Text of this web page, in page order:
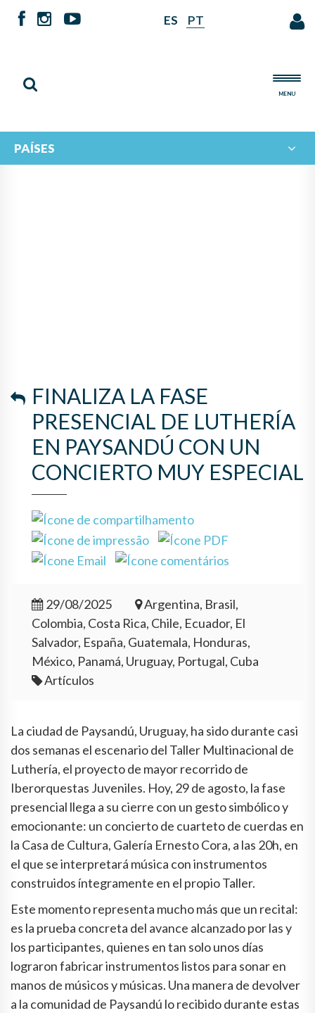
ES PT
MENU
PAÍSES
FINALIZA LA FASE
PRESENCIAL DE LUTHERÍA
EN PAYSANDÚ CON UN
CONCIERTO MUY ESPECIAL
29/08/2025
Argentina, Brasil,
Colombia, Costa Rica, Chile, Ecuador, El
Salvador, España, Guatemala, Honduras,
México, Panamá, Uruguay, Portugal, Cuba
Artículos
La ciudad de Paysandú, Uruguay, ha sido durante casi
dos semanas el escenario del Taller Multinacional de
Luthería, el proyecto de mayor recorrido de
Iberorquestas Juveniles. Hoy, 29 de agosto, la fase
presencial llega a su cierre con un gesto simbólico y
emocionante: un concierto de cuarteto de cuerdas en
la Casa de Cultura, Galería Ernesto Cora, a las 20h, en
el que se interpretará música con instrumentos
construidos íntegramente en el propio Taller.
Este momento representa mucho más que un recital:
es la prueba concreta del avance alcanzado por las y
los participantes, quienes en tan solo unos días
lograron fabricar instrumentos listos para sonar en
manos de músicos y músicas. Una manera de devolver
a la comunidad de Paysandú lo recibido durante estas